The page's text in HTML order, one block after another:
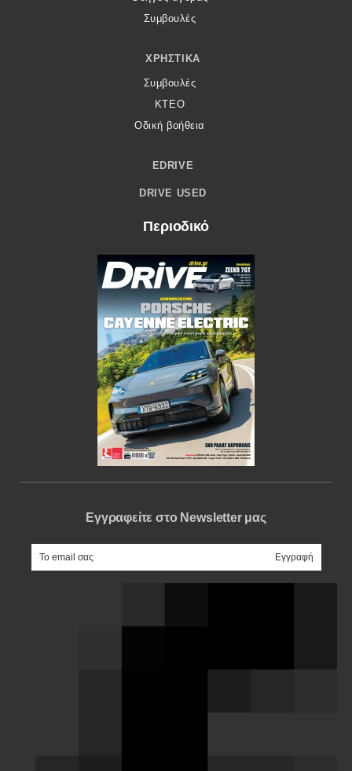
Συμβουλές
ΧΡΗΣΤΙΚΆ
Συμβουλές
ΚΤΕΟ
Οδική βοήθεια
EDRIVE
DRIVE USED
Περιοδικό
Εγγραφείτε στο Newsletter μας
e-mail